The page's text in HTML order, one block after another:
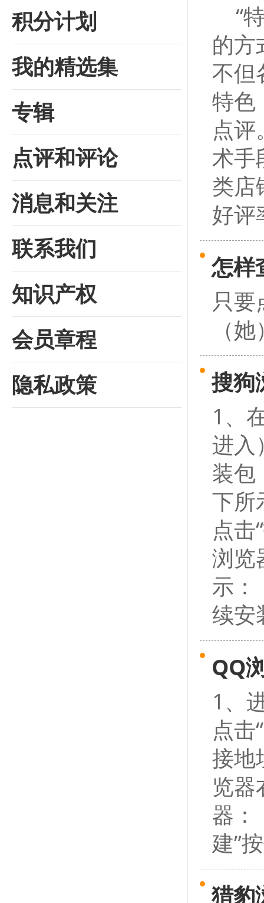
积分计划
我的精选集
专辑
点评和评论
消息和关注
联系我们
知识产权
会员章程
隐私政策
“
的方
不但
特色
点
术手
类店
好评
怎样
只
（
搜狗
1、
进入
装包
下所
点击
浏览
示：
续安
QQ
1、
点击
接地
览器
器
建”
猎豹